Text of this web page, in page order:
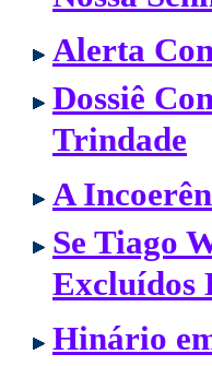
Alerta
Dossiê
Trindade
A
Se Tiago
Excluídos
Hinário